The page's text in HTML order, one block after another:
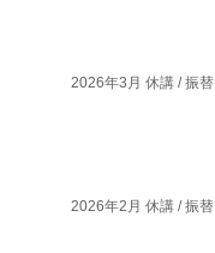
2026年3月 休講 / 振替
2026年2月 休講 / 振替